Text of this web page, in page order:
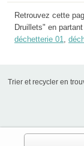
Retrouvez cette
Druillets" en
déchetterie 01
Trier et recycler en